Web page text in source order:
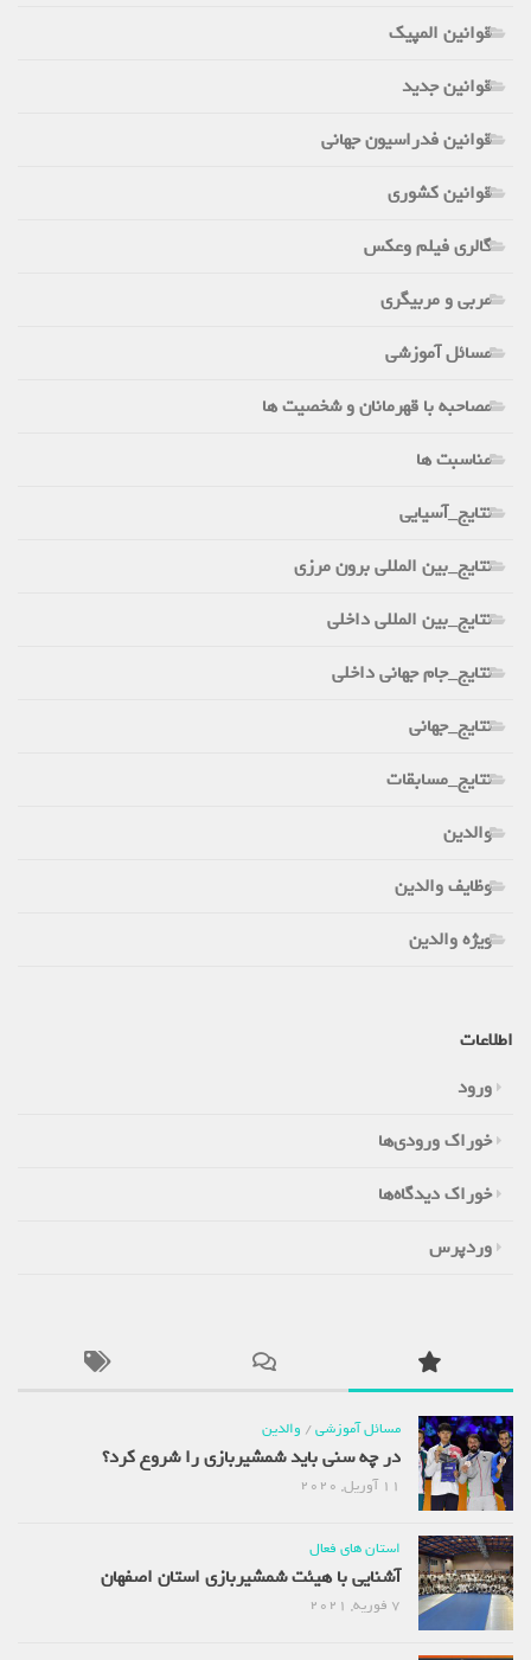
قوانین المپیک
قوانین جدید
قوانین فدراسیون جهانی
قوانین کشوری
گالری فیلم وعکس
مربی و مربیگری
مسائل آموزشی
مصاحبه با قهرمانان و شخصیت ها
مناسبت ها
نتایج_آسیایی
نتایج_بین المللی برون مرزی
نتایج_بین المللی داخلی
نتایج_جام جهانی داخلی
نتایج_جهانی
نتایج_مسابقات
والدین
وظایف والدین
ویژه والدین
اطلاعات
ورود
خوراک ورودی‌ها
خوراک دیدگاه‌ها
وردپرس
مسائل آموزشی/والدین
در چه سنی باید شمشیربازی را شروع کرد؟
استان های فعال
آشنایی با هیئت شمشیربازی استان اصفهان